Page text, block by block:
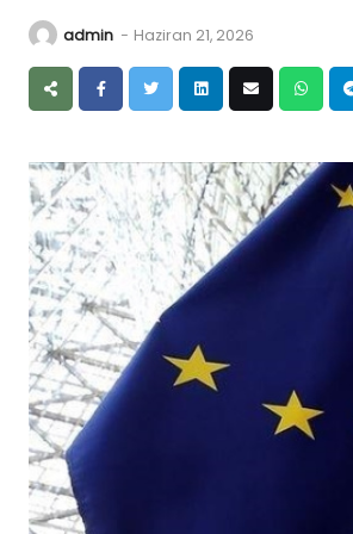
admin - Haziran 21, 2026